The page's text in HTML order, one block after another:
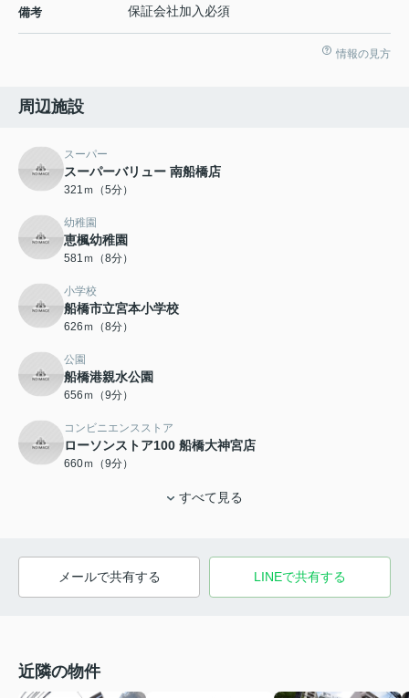
備考 保証会社加入必須
情報の見方
周辺施設
スーパー
スーパーバリュー 南船橋店
321ｍ（5分）
幼稚園
恵楓幼稚園
581ｍ（8分）
小学校
船橋市立宮本小学校
626ｍ（8分）
公園
船橋港親水公園
656ｍ（9分）
コンビニエンスストア
ローソンストア100 船橋大神宮店
660ｍ（9分）
すべて見る
メールで共有する LINEで共有する
近隣の物件